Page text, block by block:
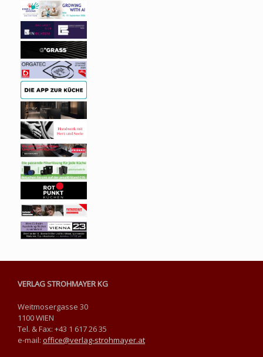
VERLAG STROHMAYER KG
Weitmosergasse 30
1100 WIEN
Tel. & Fax: +43 1 617 26 35
e-mail: office@verlag-strohmayer.at